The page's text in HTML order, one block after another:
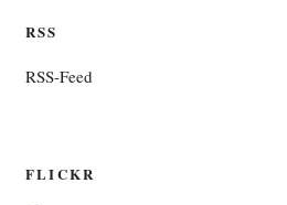
RSS
RSS-Feed
FLICKR